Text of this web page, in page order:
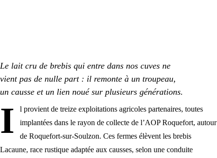
Le lait cru de brebis qui entre dans nos cuves ne
vient pas de nulle part : il remonte à un troupeau,
un causse et un lien noué sur plusieurs générations.
I
l provient de treize exploitations agricoles partenaires, toutes
implantées dans le rayon de collecte de l’AOP Roquefort, autour
de Roquefort-sur-Soulzon. Ces fermes élèvent les brebis
Lacaune, race rustique adaptée aux causses, selon une conduite